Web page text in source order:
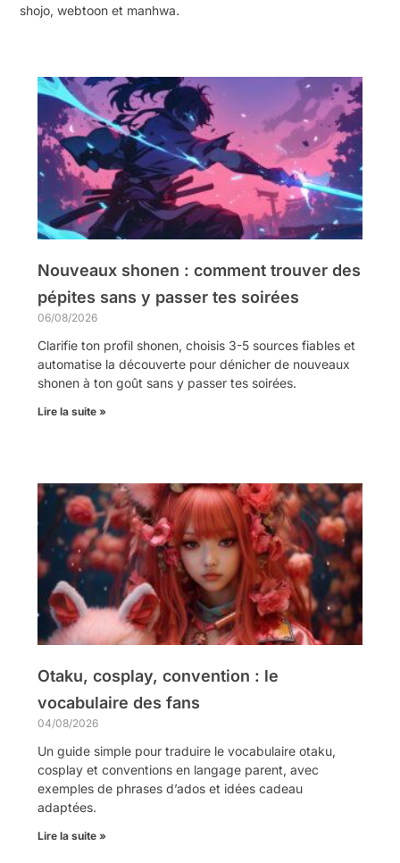
shojo, webtoon et manhwa.
Nouveaux shonen : comment trouver des
pépites sans y passer tes soirées
06/08/2026
Clarifie ton profil shonen, choisis 3-5 sources fiables et
automatise la découverte pour dénicher de nouveaux
shonen à ton goût sans y passer tes soirées.
Lire la suite »
Otaku, cosplay, convention : le
vocabulaire des fans
04/08/2026
Un guide simple pour traduire le vocabulaire otaku,
cosplay et conventions en langage parent, avec
exemples de phrases d’ados et idées cadeau
adaptées.
Lire la suite »